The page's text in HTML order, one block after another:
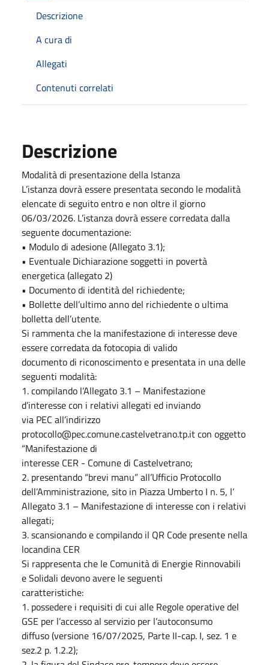
Descrizione
A cura di
Allegati
Contenuti correlati
Descrizione
Modalità di presentazione della Istanza
L’istanza dovrà essere presentata secondo le modalità
elencate di seguito entro e non oltre il giorno
06/03/2026. L’istanza dovrà essere corredata dalla
seguente documentazione:
• Modulo di adesione (Allegato 3.1);
• Eventuale Dichiarazione soggetti in povertà
energetica (allegato 2)
• Documento di identità del richiedente;
• Bollette dell’ultimo anno del richiedente o ultima
bolletta dell’utente.
Si rammenta che la manifestazione di interesse deve
essere corredata da fotocopia di valido
documento di riconoscimento e presentata in una delle
seguenti modalità:
1. compilando l’Allegato 3.1 – Manifestazione
d’interesse con i relativi allegati ed inviando
via PEC all’indirizzo
protocollo@pec.comune.castelvetrano.tp.it con oggetto
“Manifestazione di
interesse CER - Comune di Castelvetrano;
2. presentando “brevi manu” all’Ufficio Protocollo
dell’Amministrazione, sito in Piazza Umberto I n. 5, l’
Allegato 3.1 – Manifestazione di interesse con i relativi
allegati;
3. scansionando e compilando il QR Code presente nella
locandina CER
Si rappresenta che le Comunità di Energie Rinnovabili
e Solidali devono avere le seguenti
caratteristiche:
1. possedere i requisiti di cui alle Regole operative del
GSE per l’accesso al servizio per l’autoconsumo
diffuso (versione 16/07/2025, Parte II-cap. I, sez. 1 e
sez.2 p. 1.2.2);